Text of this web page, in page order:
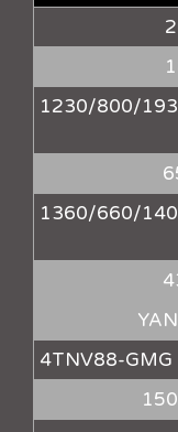
1230/800/
1360/660/
4TNV88-GMG